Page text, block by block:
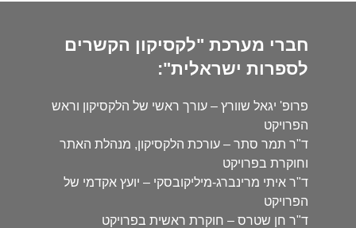
חברי מערכת "לקסיקון הקשרים
לספרות ישראלית":
פרופ' יגאל שוורץ – עורך ראשי של הלקסיקון וראש
הפרויקט
ד"ר תמר סתר – עורכת הלקסיקון, מנהלת האתר
וחוקרת בפרויקט
ד"ר איתי מרינברג-מיליקובסקי – יועץ אקדמי של
הפרויקט
ד"ר חן שטרס – חוקרת ראשית בפרויקט